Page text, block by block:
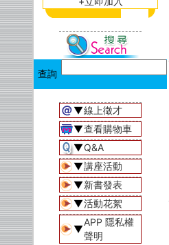
▼線上徵才
▼查看購物車
▼Q&A
▼講座活動
▼新書發表
▼活動花絮
▼
APP 隱私權
聲明